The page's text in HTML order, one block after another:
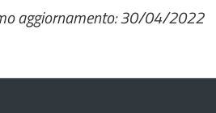
aggiornamento: 30/04/2022